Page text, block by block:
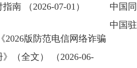
南 （2026-07-01）
2026版防范电信网络诈骗
（全文） （2026-06-
中国
中国